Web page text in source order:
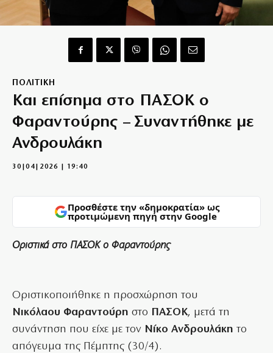
ΠΟΛΙΤΙΚΗ
Και επίσημα στο ΠΑΣΟΚ ο
Φαραντούρης – Συναντήθηκε με
Ανδρουλάκη
30|04|2026 | 19:40
Προσθέστε την «δημοκρατία» ως
προτιμώμενη πηγή στην Google
Οριστικά στο ΠΑΣΟΚ ο Φαραντούρης
Οριστικοποιήθηκε η προσχώρηση του
Νικόλαου Φαραντούρη στο ΠΑΣΟΚ, μετά τη
συνάντηση που είχε με τον Νίκο Ανδρουλάκη το
απόγευμα της Πέμπτης (30/4).